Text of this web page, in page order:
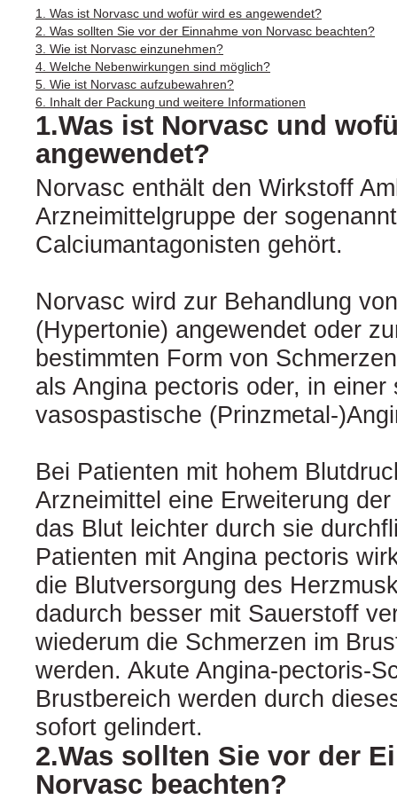
1. Was ist Norvasc und wofür wird es angewendet?
2. Was sollten Sie vor der Einnahme von Norvasc beachten?
3. Wie ist Norvasc einzunehmen?
4. Welche Nebenwirkungen sind möglich?
5. Wie ist Norvasc aufzubewahren?
6. Inhalt der Packung und weitere Informationen
1.Was ist Norvasc und
angewendet?
Norvasc enthält den Wirkstoff
Arzneimittelgruppe der
Calciumantagonisten gehört.
Norvasc wird zur Behandlung
(Hypertonie) angewendet oder
bestimmten Form von
als Angina pectoris oder, in
vasospastische (Prinzmetal-
Bei Patienten mit hohem
Arzneimittel eine Erweiterung
das Blut leichter durch sie
Patienten mit Angina pectoris
die Blutversorgung des
dadurch besser mit Sauerstoff
wiederum die Schmerzen im
werden. Akute Angina-pectoris-
Brustbereich werden durch
sofort gelindert.
2.Was sollten Sie vor der
Norvasc beachten?